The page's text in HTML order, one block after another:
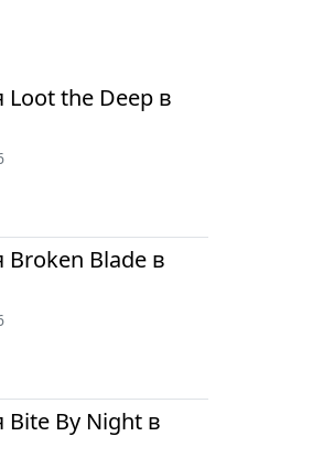
Loot the Deep в
Broken Blade в
Bite By Night в